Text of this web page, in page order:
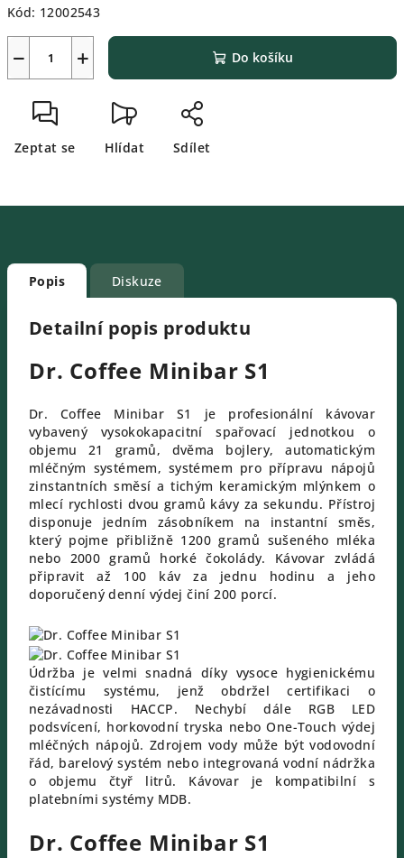
Kód: 12002543
+
− Do košíku
Zeptat se Hlídat Sdílet
Popis Diskuze
Detailní popis produktu
Dr. Coffee Minibar S1
Dr. Coffee Minibar S1 je profesionální kávovar
vybavený vysokokapacitní spařovací jednotkou o
objemu 21 gramů, dvěma bojlery, automatickým
mléčným systémem, systémem pro přípravu nápojů
zinstantních směsí a tichým keramickým mlýnkem o
mlecí rychlosti dvou gramů kávy za sekundu. Přístroj
disponuje jedním zásobníkem na instantní směs,
který pojme přibližně 1200 gramů sušeného mléka
nebo 2000 gramů horké čokolády. Kávovar zvládá
připravit až 100 káv za jednu hodinu a jeho
doporučený denní výdej činí 200 porcí.
Údržba je velmi snadná díky vysoce hygienickému
čistícímu systému, jenž obdržel certifikaci o
nezávadnosti HACCP. Nechybí dále RGB LED
podsvícení, horkovodní tryska nebo One-Touch výdej
mléčných nápojů. Zdrojem vody může být vodovodní
řád, barelový systém nebo integrovaná vodní nádržka
o objemu čtyř litrů. Kávovar je kompatibilní s
platebními systémy MDB.
Dr. Coffee Minibar S1